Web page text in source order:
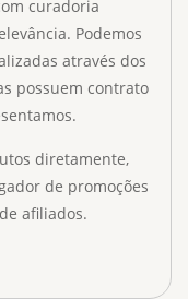
curadoria
Podemos
através dos
possuem contrato
diretamente,
de promoções
afiliados.